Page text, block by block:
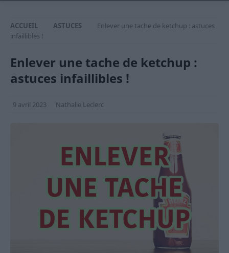
ACCUEIL ASTUCES
Enlever une tache de ketchup : astuces
infaillibles !
Enlever une tache de ketchup :
astuces infaillibles !
9 avril 2023 Nathalie Leclerc